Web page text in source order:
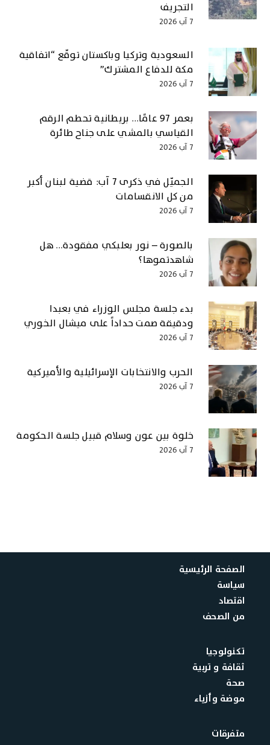
التجريف
7 آب 2026
السعودية وتركيا وباكستان توقّع “اتفاقية
مكة للدفاع المشترك”
7 آب 2026
بعمر 97 عامًا… بريطانية تحطم الرقم
القياسي بالمشي على جناح طائرة
7 آب 2026
الجميّل في ذكرى 7 آب: قضية لبنان أكبر
من كل الانقسامات
7 آب 2026
بالصورة – نور بعلبكي مفقودة… هل
شاهدتموها؟
7 آب 2026
بدء جلسة مجلس الوزراء في بعبدا
ودقيقة صمت حداداً على ميشال الخوري
7 آب 2026
الحرب والانتخابات الإسرائيلية والأميركية
7 آب 2026
خلوة بين عون وسلام قبيل جلسة الحكومة
7 آب 2026
الصفحة الرئيسية
سياسة
اقتصاد
من الصحف
تكنولوجيا
ثقافة و تربية
صحة
موضة وأزياء
متفرقات